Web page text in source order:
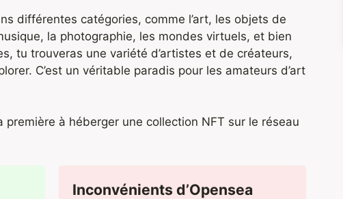
différentes catégories, comme l’art, les objets de
la photographie, les mondes virtuels, et bien
tu trouveras une variété d’artistes et de créateurs,
C’est un véritable paradis pour les amateurs d’art
à héberger une collection NFT sur le réseau
Inconvénients d’Opensea